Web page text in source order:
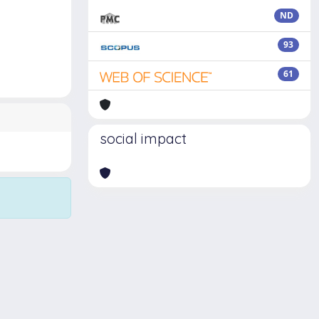
ND
93
61
social impact